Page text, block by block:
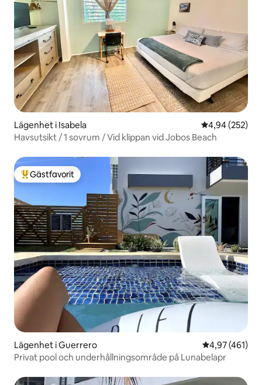
Lägenhet i Isabela 4,94 av 5 i
4,94 (252)
Havsutsikt / 1 sovrum / Vid klippan vid Jobos Beach
Populär gästfavorit
Gästfavorit
Lägenhet i Guerrero 4,97 av 5 i
4,97 (461)
Privat pool och underhållningsområde på Lunabelapr